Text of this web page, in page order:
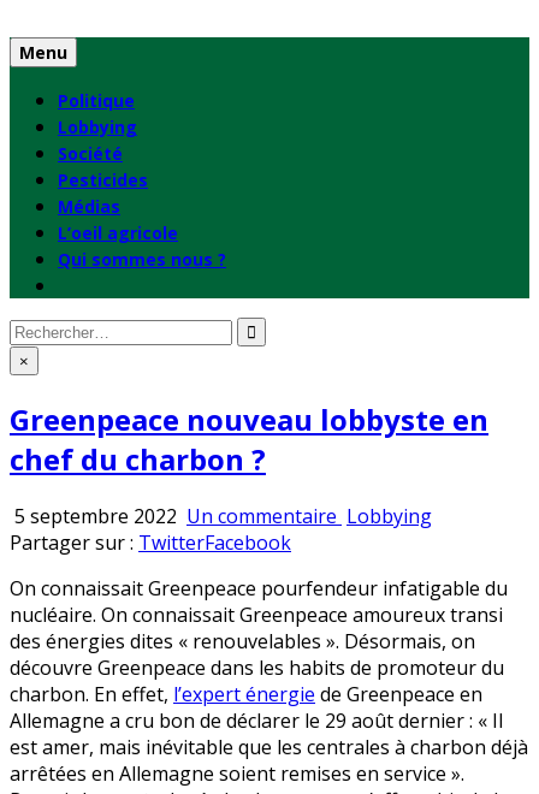
to
content
Menu
Politique
Lobbying
Société
Pesticides
Médias
L’oeil agricole
Qui sommes nous ?
Rechercher
: ×
Greenpeace nouveau lobbyste en
chef du charbon ?
5 septembre 2022 Un commentaire sur
lobbyste
en
chef
du
charbon ?
Publié
Lobbying
Partager sur : TwitterFacebook
On connaissait Greenpeace pourfendeur infatigable du
nucléaire. On connaissait Greenpeace amoureux transi
des énergies dites « renouvelables ». Désormais, on
découvre Greenpeace dans les habits de promoteur du
charbon. En effet, l’expert énergie de Greenpeace en
Allemagne a cru bon de déclarer le 29 août dernier : « Il
est amer, mais inévitable que les centrales à charbon déjà
arrêtées en Allemagne soient remises en service ».